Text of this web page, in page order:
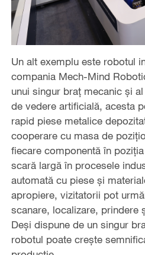
Un alt exemplu este robotul
compania Mech-Mind
unui singur braț mecanic și
de vedere artificială, acesta
rapid piese metalice
cooperare cu masa de
fiecare componentă în
scară largă în procesele
automată cu piese și
apropiere, vizitatorii pot
scanare, localizare, prindere
Deși dispune de un singur
robotul poate crește